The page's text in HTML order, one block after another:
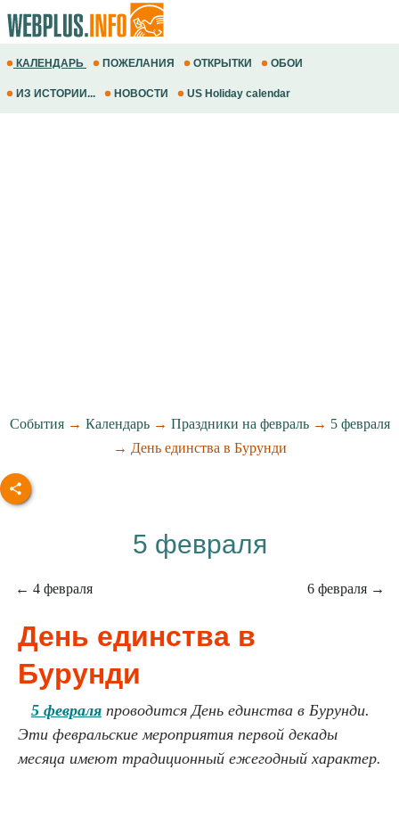
КАЛЕНДАРЬ ПОЖЕЛАНИЯ ОТКРЫТКИ ОБОИ
ИЗ ИСТОРИИ... НОВОСТИ US Holiday calendar
События→ Календарь→ Праздники на февраль→ 5 февраля
→ День единства в Бурунди
5 февраля
← 4 февраля 6 февраля →
День единства в
Бурунди
5 февраля проводится День единства в Бурунди.
Эти февральские мероприятия первой декады
месяца имеют традиционный ежегодный характер.